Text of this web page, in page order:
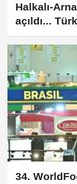
Halkalı-
açıldı...
34.